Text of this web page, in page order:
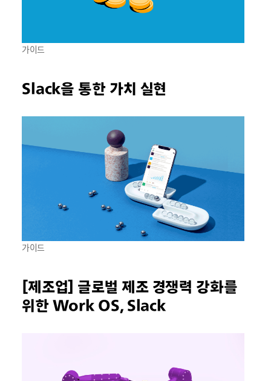
가이드
Slack을 통한 가치 실현
가이드
[제조업] 글로벌 제조 경쟁력 강화를
위한 Work OS, Slack